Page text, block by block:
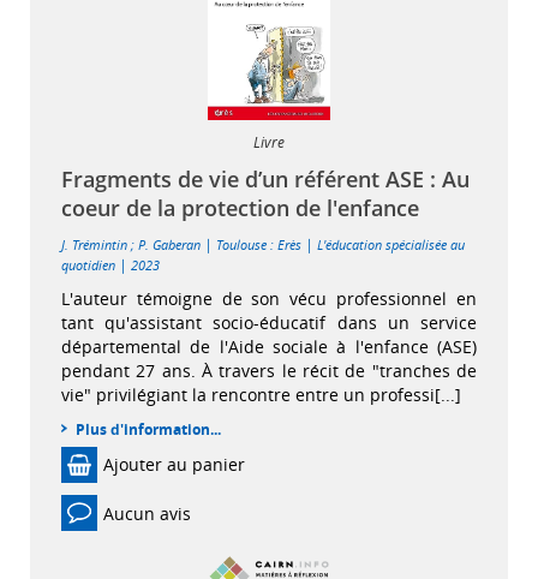
Livre
Fragments de vie d’un référent ASE : Au
coeur de la protection de l'enfance
J. Trémintin ; P. Gaberan | Toulouse : Erès | L'éducation spécialisée au
quotidien | 2023
L'auteur témoigne de son vécu professionnel en
tant qu'assistant socio-éducatif dans un service
départemental de l'Aide sociale à l'enfance (ASE)
pendant 27 ans. À travers le récit de "tranches de
vie" privilégiant la rencontre entre un professi[...]
Plus d'information...
Ajouter au panier
Aucun avis